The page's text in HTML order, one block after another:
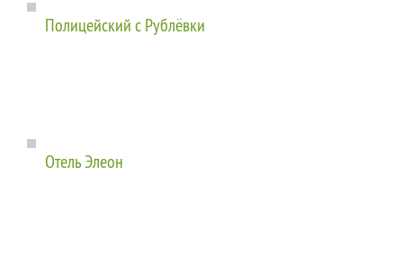
Полицейский с Рублёвки
Отель Элеон